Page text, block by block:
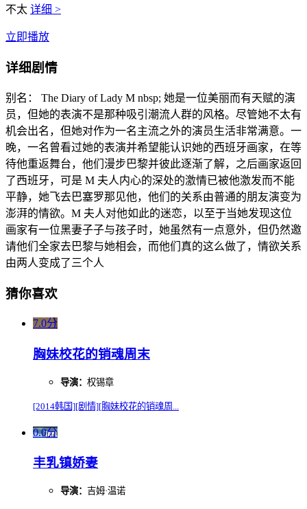
不太 详细 >
立即播放
详细剧情
别名： The Diary of Lady M nbsp; 她是一位美丽而有天赋的演
员，但她的表演不是那种吸引潮流人群的风格。尽管她不太有
机会出名，但她对作为一名主流之外的演员生活非常满意。一
晚，一名曾看过她的表演并希望能认识她的西班牙画家，在等
待他重返舞台，他们漫步巴黎并彼此逐渐了解，之后画家返回
了西班牙，可是 M 夫人内心的深处的激情已被他激发而不能
平静，她飞去巴塞罗那见他，他们的关系由普通的朋友演变为
澎湃的情欲。M 夫人对他如此的迷恋，以至于当她发现这位
画家有一位黑妻子子与孩子时，她虽然有一点意外，但仍然邀
请他们全家去巴黎与她相会，而他们真的这么做了，情欲关系
由两人变成了三个人
猜你喜欢
7.0分
胸妹校花的销魂周末
导演： 权锡章
[2014韩国][剧情][胸妹校花的销魂周...
0.0分
丰乳镇娇妻
导演： 吉姆·温诺